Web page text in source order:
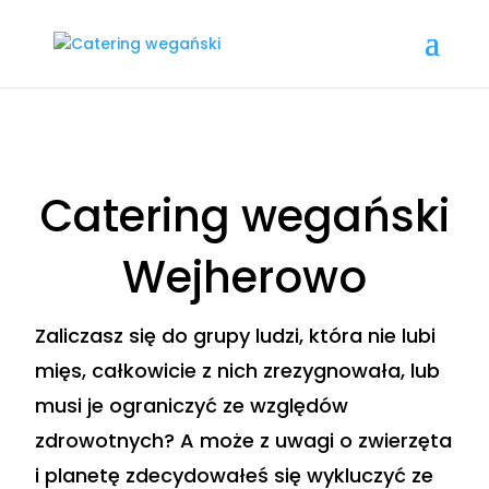
Catering wegański
Wejherowo
Zaliczasz się do grupy ludzi, która nie lubi
mięs, całkowicie z nich zrezygnowała, lub
musi je ograniczyć ze względów
zdrowotnych? A może z uwagi o zwierzęta
i planetę zdecydowałeś się wykluczyć ze